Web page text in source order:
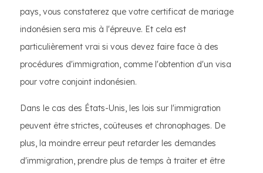
pays, vous constaterez que votre certificat de mariage
indonésien sera mis à l'épreuve. Et cela est
particulièrement vrai si vous devez faire face à des
procédures d'immigration, comme l'obtention d'un visa
pour votre conjoint indonésien.
Dans le cas des États-Unis, les lois sur l'immigration
peuvent être strictes, coûteuses et chronophages. De
plus, la moindre erreur peut retarder les demandes
d'immigration, prendre plus de temps à traiter et être